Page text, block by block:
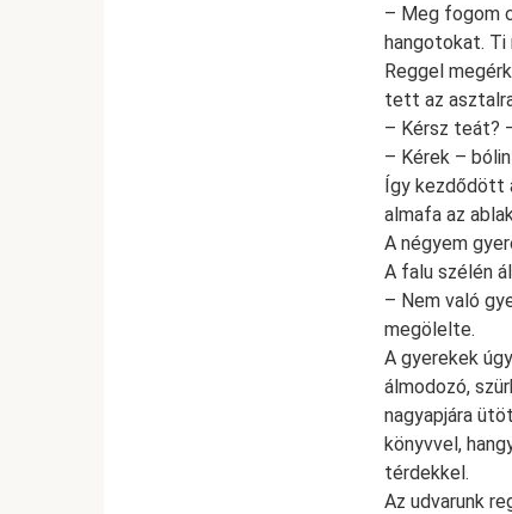
– Meg fogom
hangotokat. Ti
Reggel
tett az
– Kérsz teát?
– Kérek –
Így kezdődött
almafa az
A négyem
A falu szélén
– Nem való
megölelte.
A gyerekek
álmodozó,
nagyapjára
könyvvel,
térdekkel.
Az udvarunk